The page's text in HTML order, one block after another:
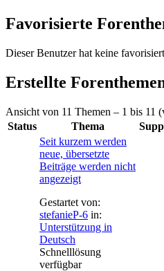
Favorisierte
Dieser Benutzer hat keine
Erstellte
Ansicht von 11 Themen – 1 bis 11
Status
Thema
Seit kurzem werden
neue, übersetzte
Beiträge werden nicht
angezeigt
Gestartet von:
stefanieP-6 in:
Unterstützung in
Deutsch
Schnelllösung
verfügbar